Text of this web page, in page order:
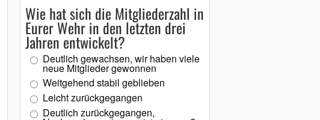
Wie hat sich die Mitgliederzahl in
Eurer Wehr in den letzten drei
Jahren entwickelt?
Deutlich gewachsen, wir haben viele
neue Mitglieder gewonnen
Weitgehend stabil geblieben
Leicht zurückgegangen
Deutlich zurückgegangen,